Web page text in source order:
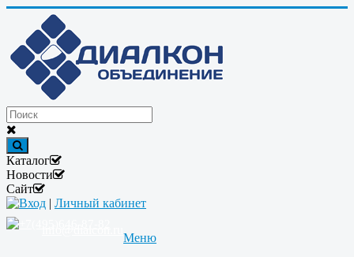
Каталог
Новости
Сайт
Вход | Личный кабинет
Меню